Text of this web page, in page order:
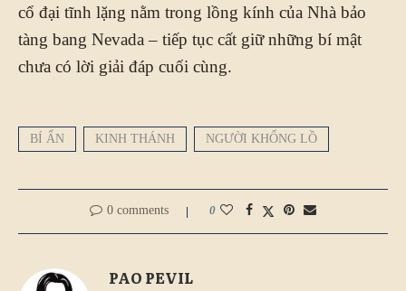
cổ đại tĩnh lặng nằm trong lồng kính của Nhà bảo
tàng bang Nevada – tiếp tục cất giữ những bí mật
chưa có lời giải đáp cuối cùng.
BÍ ẨN KINH THÁNH NGƯỜI KHỔNG LỒ
0 comments 0
PAO PEVIL